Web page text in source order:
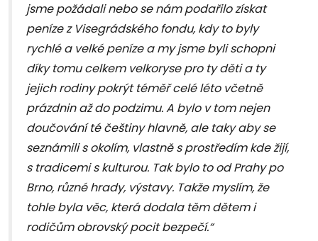
jsme požádali nebo se nám podařilo získat
peníze z Visegrádského fondu, kdy to byly
rychlé a velké peníze a my jsme byli schopni
díky tomu celkem velkoryse pro ty děti a ty
jejich rodiny pokrýt téměř celé léto včetně
prázdnin až do podzimu. A bylo v tom nejen
doučování té češtiny hlavně, ale taky aby se
seznámili s okolím, vlastně s prostředím kde žijí,
s tradicemi s kulturou. Tak bylo to od Prahy po
Brno, různé hrady, výstavy. Takže myslím, že
tohle byla věc, která dodala těm dětem i
rodičům obrovský pocit bezpečí.“